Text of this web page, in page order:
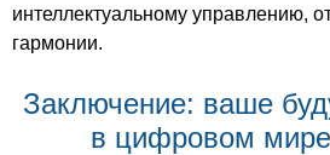
интеллектуальному управлению,
гармонии.
Заключение: ваше
в цифровом мире